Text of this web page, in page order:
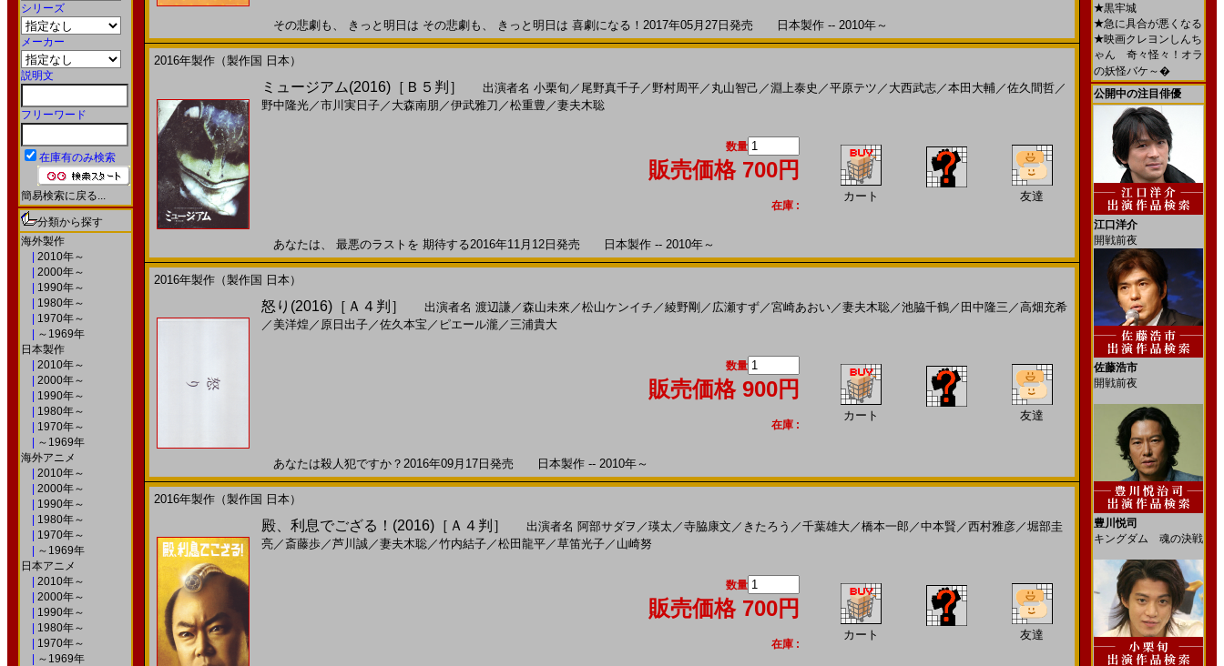
シリーズ
メーカー
説明文
フリーワード
在庫有のみ検索
簡易検索に戻る...
分類から探す
海外製作
2010年～
2000年～
1990年～
1980年～
1970年～
～1969年
日本製作
2010年～
2000年～
1990年～
1980年～
1970年～
～1969年
海外アニメ
2010年～
2000年～
1990年～
1980年～
1970年～
～1969年
日本アニメ
2010年～
2000年～
1990年～
1980年～
1970年～
～1969年
その悲劇も、 きっと明日は その悲劇も、 きっと明日は 喜劇になる！2017年05月27日発売 日本製作 -- 2010年～
2016年製作（製作国 日本）
ミュージアム(2016)［Ｂ５判］ 出演者名 小栗旬 ／ 尾野真千子／ 野村周平／ 丸山智己 ／淵上泰史 ／平原テツ ／ 大西武志／本田大輔／佐久間哲／
野中隆光／市川実日子／ 大森南朋 ／伊武雅刀 ／松重豊 ／妻夫木聡
数量
販売価格 700円
在庫 :
カート 友達
あなたは、 最悪のラストを 期待する2016年11月12日発売 日本製作 -- 2010年～
2016年製作（製作国 日本）
怒り(2016)［Ａ４判］ 出演者名 渡辺謙／森山未來 ／松山ケンイチ ／綾野剛 ／ 広瀬すず／宮崎あおい／妻夫木聡／池脇千鶴／ 田中隆三 ／高畑充希
／ 美洋煌 ／ 原日出子／佐久本宝 ／ ピエール瀧／三浦貴大
数量
販売価格 900円
在庫 :
カート 友達
あなたは殺人犯ですか？2016年09月17日発売 日本製作 -- 2010年～
2016年製作（製作国 日本）
殿、利息でござる！(2016)［Ａ４判］ 出演者名 阿部サダヲ ／瑛太 ／寺脇康文 ／ きたろう ／千葉雄大／橋本一郎 ／中本賢 ／西村雅彦／堀部圭
亮／ 斎藤歩／芦川誠／妻夫木聡／竹内結子／松田龍平／草笛光子／ 山崎努
数量
販売価格 700円
在庫 :
カート 友達
★黒牢城
★急に具合が悪くなる
★映画クレヨンしんち
ゃん 奇々怪々！オラ
の妖怪バケ～�
公開中の注目俳優
江口洋介
開戦前夜
佐藤浩市
開戦前夜
豊川悦司
キングダム 魂の決戦